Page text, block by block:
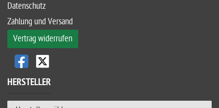
Datenschutz
Zahlung und Versand
Vertrag widerrufen
HERSTELLER